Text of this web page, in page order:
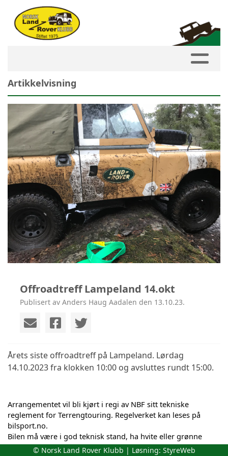
Artikkelvisning
Offroadtreff Lampeland 14.okt
Publisert av Anders Haug Aadalen den 13.10.23.
Årets siste offroadtreff på Lampeland. Lørdag
14.10.2023 fra klokken 10:00 og avsluttes rundt 15:00.
Arrangementet vil bli kjørt i regi av NBF sitt tekniske
reglement for Terrengtouring. Regelverket kan leses på
bilsport.no.
Bilen må være i god teknisk stand, ha hvite eller grønne
skilter, samt brannslukker og oljeoppsamler.
© Norsk Land Rover Klubb | Løsning: StyreWeb